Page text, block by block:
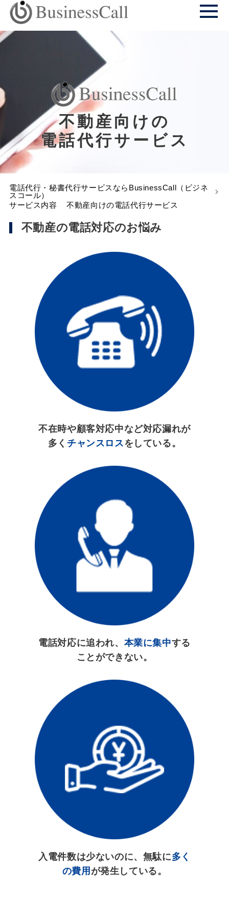
不動産向けの
電話代行サービス
電話代行・秘書代行サービスならBusinessCall（ビジネ
スコール）
サービス内容
不動産向けの電話代行サービス
不動産の電話対応のお悩み
不在時や顧客対応中など対応漏れが
多く チャンスロス をしている。
電話対応に追われ、 本業に集中する
ことができない。
入電件数は少ないのに、無駄に多く
の費用 が発生している。